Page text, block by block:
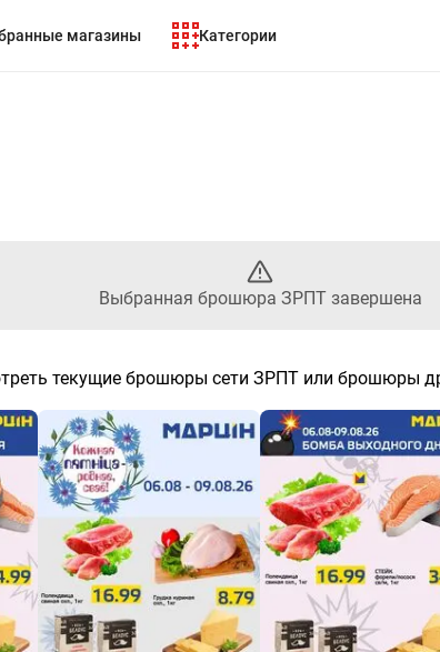
магазины Категории
листовой
Выбранная брошюра ЗРПТ завершена
текущие брошюры сети ЗРПТ или брошюры